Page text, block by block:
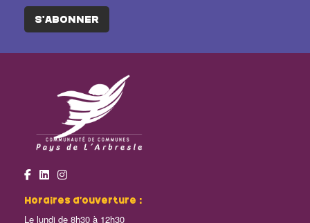
S'ABONNER
Horaires d’ouverture :
Le lundi de 8h30 à 12h30